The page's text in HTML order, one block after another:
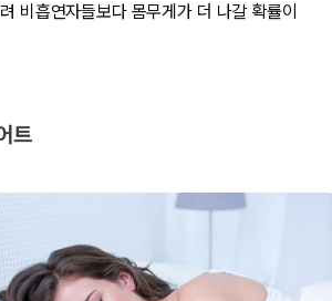
비흡연자들보다 몸무게가 더 나갈 확률이
트